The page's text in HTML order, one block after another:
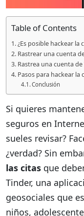
Table of Contents
¿Es posible hackear la
Rastrear una cuenta
Rastrea una cuenta
Pasos para hackear
Conclusión
Si quieres
seguros en
sueles revisar?
¿verdad? Sin
las citas que
Tinder, una
geosociales que
niños,